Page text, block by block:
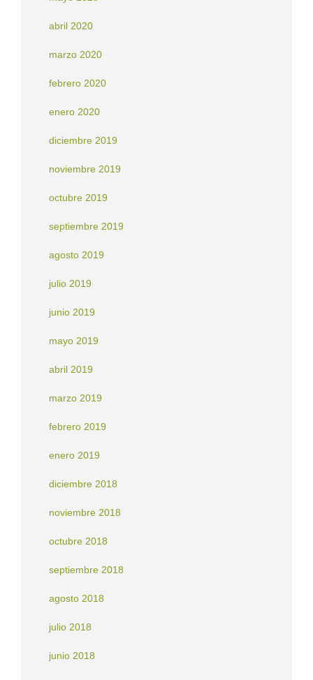
abril 2020
marzo 2020
febrero 2020
enero 2020
diciembre 2019
noviembre 2019
octubre 2019
septiembre 2019
agosto 2019
julio 2019
junio 2019
mayo 2019
abril 2019
marzo 2019
febrero 2019
enero 2019
diciembre 2018
noviembre 2018
octubre 2018
septiembre 2018
agosto 2018
julio 2018
junio 2018